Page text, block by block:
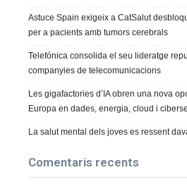
Astuce Spain exigeix a CatSalut
per a pacients amb tumors cerebrals
Telefónica consolida el seu lideratge
companyies de telecomunicacions
Les gigafactories d’IA obren una nova
Europa en dades, energia, cloud i
La salut mental dels joves es ressent
Comentaris recents